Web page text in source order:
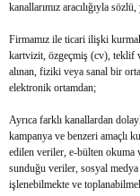
kanallarımız aracılığıyla
Firmamız ile ticari ilişki
kartvizit, özgeçmiş (cv), teklif
alınan, fiziki veya sanal bir
elektronik ortamdan;
Ayrıca farklı kanallardan
kampanya ve benzeri amaçlı
edilen veriler, e-bülten okuma
sunduğu veriler, sosyal
işlenebilmekte ve